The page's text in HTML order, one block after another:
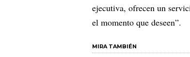
ejecutiva, ofrecen un
el momento que deseen”.
MIRA TAMBIÉN